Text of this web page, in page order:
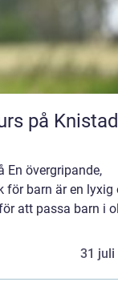
på Knistad
övergripande,
för barn är en lyxig
att passa barn i
31 juli